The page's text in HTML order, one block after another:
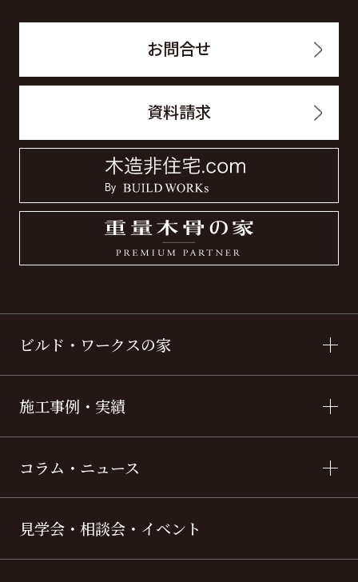
お問合せ
資料請求
ビルド・ワークスの家
施工事例・実績
コラム・ニュース
見学会・相談会・イベント